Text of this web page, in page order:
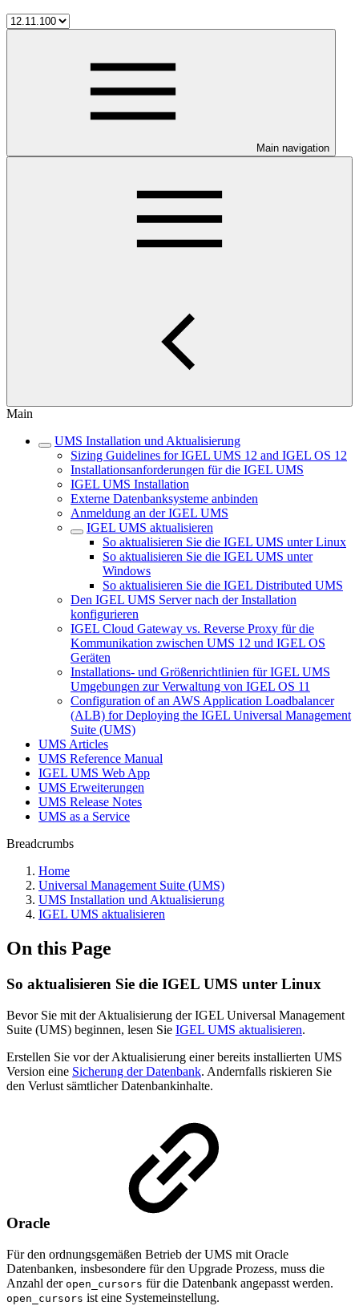
Main navigation
Main
UMS Installation und Aktualisierung
Sizing Guidelines for IGEL UMS 12 and IGEL OS 12
Installationsanforderungen für die IGEL UMS
IGEL UMS Installation
Externe Datenbanksysteme anbinden
Anmeldung an der IGEL UMS
IGEL UMS aktualisieren
So aktualisieren Sie die IGEL UMS unter Linux
So aktualisieren Sie die IGEL UMS unter
Windows
So aktualisieren Sie die IGEL Distributed UMS
Den IGEL UMS Server nach der Installation
konfigurieren
IGEL Cloud Gateway vs. Reverse Proxy für die
Kommunikation zwischen UMS 12 und IGEL OS
Geräten
Installations- und Größenrichtlinien für IGEL UMS
Umgebungen zur Verwaltung von IGEL OS 11
Configuration of an AWS Application Loadbalancer
(ALB) for Deploying the IGEL Universal Management
Suite (UMS)
UMS Articles
UMS Reference Manual
IGEL UMS Web App
UMS Erweiterungen
UMS Release Notes
UMS as a Service
Breadcrumbs
Home
Universal Management Suite (UMS)
UMS Installation und Aktualisierung
IGEL UMS aktualisieren
On this Page
So aktualisieren Sie die IGEL UMS unter Linux
Bevor Sie mit der Aktualisierung der IGEL Universal Management
Suite (UMS) beginnen, lesen Sie IGEL UMS aktualisieren.
Erstellen Sie vor der Aktualisierung einer bereits installierten UMS
Version eine Sicherung der Datenbank. Andernfalls riskieren Sie
den Verlust sämtlicher Datenbankinhalte.
Oracle
Für den ordnungsgemäßen Betrieb der UMS mit Oracle
Datenbanken, insbesondere für den Upgrade Prozess, muss die
Anzahl der open_cursors für die Datenbank angepasst werden.
open_cursors ist eine Systemeinstellung.